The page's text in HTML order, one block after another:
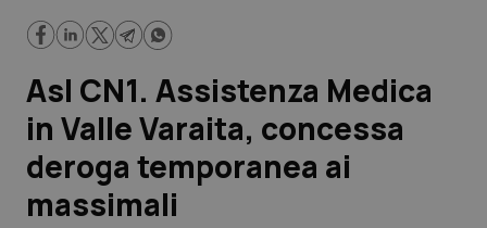
Regioni e Asl
Lavoro e Professioni
Scienza e Farmaci
Studi e Analisi
Asl CN1. Assistenza Medica
in Valle Varaita, concessa
deroga temporanea ai
massimali